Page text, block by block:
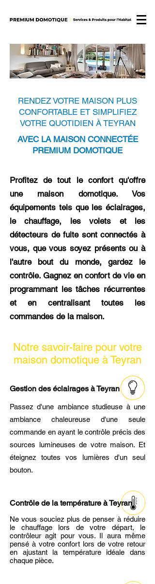
RENDEZ VOTRE MAISON PLUS
CONFORTABLE ET SIMPLIFIEZ
VOTRE QUOTIDIEN À TEYRAN
AVEC LA MAISON CONNECTÉE
PREMIUM DOMOTIQUE
Profitez de tout le confort qu'offre
une maison domotique. Vos
équipements tels que les éclairages,
le chauffage, les volets et les
détecteurs de fuite sont connectés à
vous, que vous soyez présents ou à
l'autre bout du monde, gardez le
contrôle. Gagnez en confort de vie en
programmant les tâches récurrentes
et en centralisant toutes les
commandes de la maison.
Notre savoir-faire pour votre
maison domotique à Teyran
Gestion des éclairages à Teyran
Passez d'une ambiance studieuse à une
ambiance chaleureuse d'une seule
commande en ayant le contrôle précis des
sources lumineuses de votre maison. Et
éteignez toutes vos lumières d'un seul
bouton.
Contrôle de la température à Teyran
Ne vous souciez plus de penser à réduire
le chauffage lors de votre départ, le
contrôleur agit pour vous. Il aura même
pensé à votre confort lors de votre retour
en ajustant la température idéale dans
chaque pièce.